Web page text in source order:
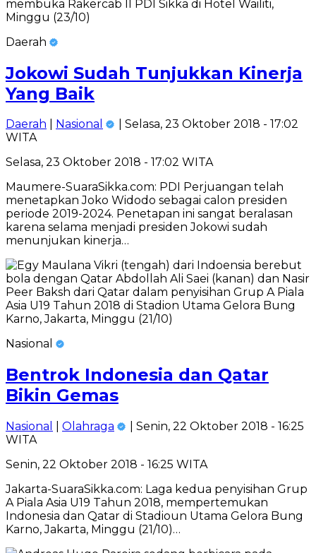
Daerah
Jokowi Sudah Tunjukkan Kinerja
Yang Baik
Daerah Nasional
| Selasa, 23 Oktober 2018 - 17:02
WITA
Selasa, 23 Oktober 2018 - 17:02 WITA
Maumere-SuaraSikka.com: PDI Perjuangan telah
menetapkan Joko Widodo sebagai calon presiden
periode 2019-2024. Penetapan ini sangat beralasan
karena selama menjadi presiden Jokowi sudah
menunjukan kinerja…
Nasional
Bentrok Indonesia dan Qatar
Bikin Gemas
Nasional Olahraga
| Senin, 22 Oktober 2018 - 16:25
WITA
Senin, 22 Oktober 2018 - 16:25 WITA
Jakarta-SuaraSikka.com: Laga kedua penyisihan Grup
A Piala Asia U19 Tahun 2018, mempertemukan
Indonesia dan Qatar di Stadioun Utama Gelora Bung
Karno, Jakarta, Minggu (21/10)…